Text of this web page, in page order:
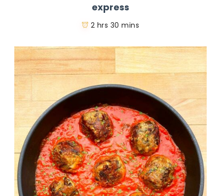
express
2 hrs 30 mins